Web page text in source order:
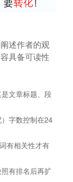
述作者的观
具备可读性
文章标题、段
字数控制在24
有相关性才有
有排名后再扩